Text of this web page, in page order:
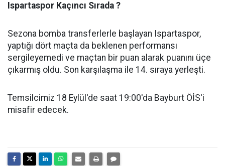
Ispartaspor Kaçıncı Sırada ?
Sezona bomba transferlerle başlayan Ispartaspor,
yaptığı dört maçta da beklenen performansı
sergileyemedi ve maçtan bir puan alarak puanını üçe
çıkarmış oldu. Son karşılaşma ile 14. sıraya yerleşti.
Temsilcimiz 18 Eylül'de saat 19:00'da Bayburt ÖİS'i
misafir edecek.